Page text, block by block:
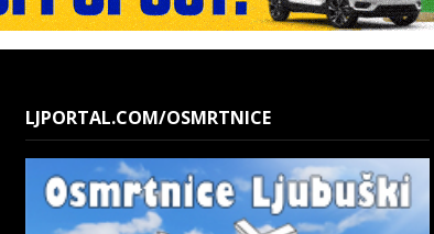
LJPORTAL.COM/OSMRTNICE